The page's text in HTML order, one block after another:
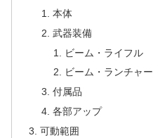
本体
武器装備
ビーム・ライフル
ビーム・ランチャー
付属品
各部アップ
可動範囲